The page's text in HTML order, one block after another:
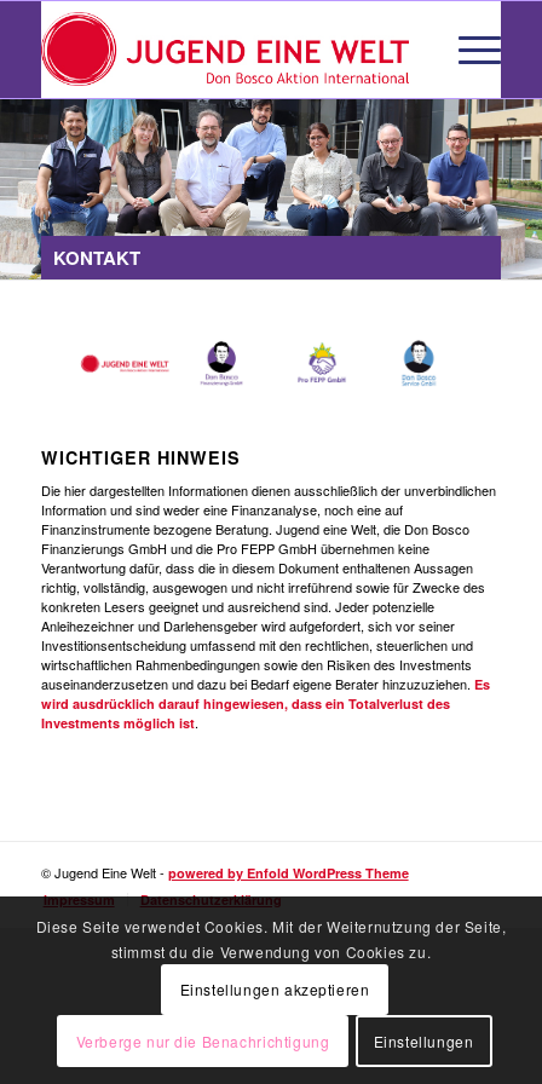
KONTAKT
WICHTIGER HINWEIS
Die hier dargestellten Informationen dienen ausschließlich der unverbindlichen
Information und sind weder eine Finanzanalyse, noch eine auf
Finanzinstrumente bezogene Beratung. Jugend eine Welt, die Don Bosco
Finanzierungs GmbH und die Pro FEPP GmbH übernehmen keine
Verantwortung dafür, dass die in diesem Dokument enthaltenen Aussagen
richtig, vollständig, ausgewogen und nicht irreführend sowie für Zwecke des
konkreten Lesers geeignet und ausreichend sind. Jeder potenzielle
Anleihezeichner und Darlehensgeber wird aufgefordert, sich vor seiner
Investitionsentscheidung umfassend mit den rechtlichen, steuerlichen und
wirtschaftlichen Rahmenbedingungen sowie den Risiken des Investments
auseinanderzusetzen und dazu bei Bedarf eigene Berater hinzuzuziehen. Es
wird ausdrücklich darauf hingewiesen, dass ein Totalverlust des
Investments möglich ist.
© Jugend Eine Welt - powered by Enfold WordPress Theme
Impressum
Datenschutzerklärung
Diese Seite verwendet Cookies. Mit der Weiternutzung der Seite,
stimmst du die Verwendung von Cookies zu.
Einstellungen akzeptieren
Verberge nur die Benachrichtigung Einstellungen